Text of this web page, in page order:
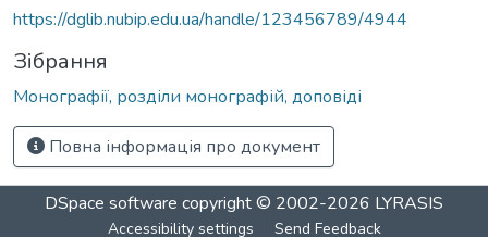
https://dglib.nubip.edu.ua/handle/123456789/4944
Зібрання
Монографії, розділи монографій, доповіді
Повна інформація про документ
DSpace software copyright © 2002-2026 LYRASIS
Accessibility settings Send Feedback